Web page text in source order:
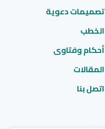
تصميمات دعوية
الخطب
أحكام وفتاوى
المقالات
اتصل بنا